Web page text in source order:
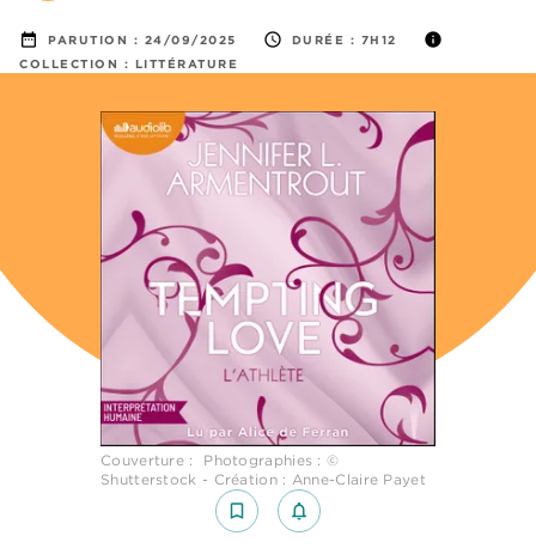
date_range PARUTION : 24/09/2025 access_time DURÉE : 7H12 info
COLLECTION : LITTÉRATURE
Couverture : Photographies : ©
Shutterstock - Création : Anne-Claire Payet
bookmark_border notifications_none_outlined